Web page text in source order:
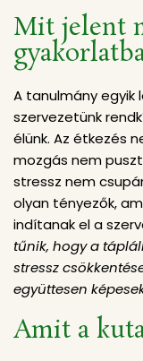
Mit jelent
A tanulmány
szervezetünk
élünk. Az étkezés
mozgás nem
stressz nem
olyan tényezők,
indítanak el a
tűnik, hogy a
stressz
együttesen
Amit a